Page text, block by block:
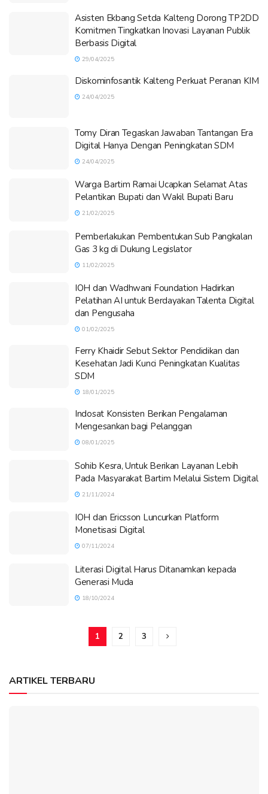
Asisten Ekbang Setda Kalteng Dorong TP2DD
Komitmen Tingkatkan Inovasi Layanan Publik
Berbasis Digital
29/04/2025
Diskominfosantik Kalteng Perkuat Peranan KIM
24/04/2025
Tomy Diran Tegaskan Jawaban Tantangan Era
Digital Hanya Dengan Peningkatan SDM
24/04/2025
Warga Bartim Ramai Ucapkan Selamat Atas
Pelantikan Bupati dan Wakil Bupati Baru
21/02/2025
Pemberlakukan Pembentukan Sub Pangkalan
Gas 3 kg di Dukung Legislator
11/02/2025
IOH dan Wadhwani Foundation Hadirkan
Pelatihan AI untuk Berdayakan Talenta Digital
dan Pengusaha
01/02/2025
Ferry Khaidir Sebut Sektor Pendidikan dan
Kesehatan Jadi Kunci Peningkatan Kualitas
SDM
18/01/2025
Indosat Konsisten Berikan Pengalaman
Mengesankan bagi Pelanggan
08/01/2025
Sohib Kesra, Untuk Berikan Layanan Lebih
Pada Masyarakat Bartim Melalui Sistem Digital
21/11/2024
IOH dan Ericsson Luncurkan Platform
Monetisasi Digital
07/11/2024
Literasi Digital Harus Ditanamkan kepada
Generasi Muda
18/10/2024
1 2 3
ARTIKEL TERBARU